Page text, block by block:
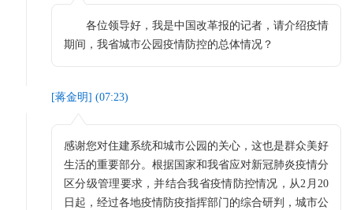
各位领导好，我是中国改革报的记者，请介绍疫情
期间，我省城市公园疫情防控的总体情况？
[蒋金明] (07:23)
感谢您对住建系统和城市公园的关心，这也是群众美好
生活的重要部分。根据国家和我省应对新冠肺炎疫情分
区分级管理要求，并结合我省疫情防控情况，从2月20
日起，经过各地疫情防疫指挥部门的综合研判，城市公